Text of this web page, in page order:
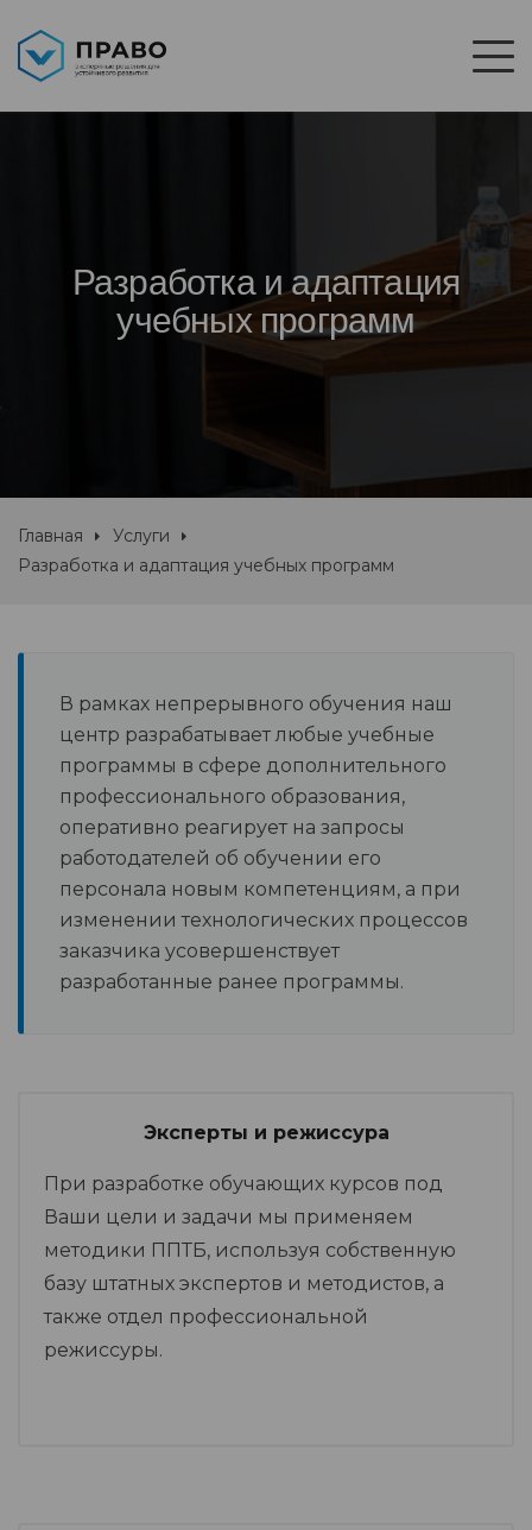
Разработка и адаптация
учебных программ
Главная
Услуги
Разработка и адаптация учебных программ
В рамках непрерывного обучения наш
центр разрабатывает любые учебные
программы в сфере дополнительного
профессионального образования,
оперативно реагирует на запросы
работодателей об обучении его
персонала новым компетенциям, а при
изменении технологических процессов
заказчика усовершенствует
разработанные ранее программы.
Эксперты и режиссура
При разработке обучающих курсов под
Ваши цели и задачи мы применяем
методики ППТБ, используя собственную
базу штатных экспертов и методистов, а
также отдел профессиональной
режиссуры.